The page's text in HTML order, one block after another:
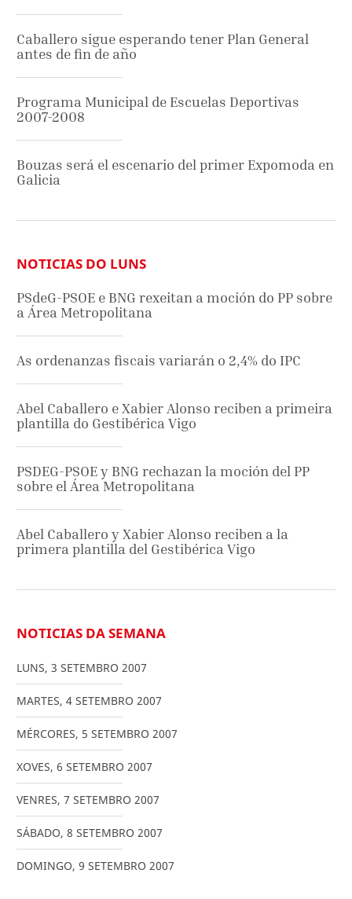
Caballero sigue esperando tener Plan General
antes de fin de año
Programa Municipal de Escuelas Deportivas
2007-2008
Bouzas será el escenario del primer Expomoda en
Galicia
NOTICIAS DO LUNS
PSdeG-PSOE e BNG rexeitan a moción do PP sobre
a Área Metropolitana
As ordenanzas fiscais variarán o 2,4% do IPC
Abel Caballero e Xabier Alonso reciben a primeira
plantilla do Gestibérica Vigo
PSDEG-PSOE y BNG rechazan la moción del PP
sobre el Área Metropolitana
Abel Caballero y Xabier Alonso reciben a la
primera plantilla del Gestibérica Vigo
NOTICIAS DA SEMANA
LUNS, 3 SETEMBRO 2007
MARTES, 4 SETEMBRO 2007
MÉRCORES, 5 SETEMBRO 2007
XOVES, 6 SETEMBRO 2007
VENRES, 7 SETEMBRO 2007
SÁBADO, 8 SETEMBRO 2007
DOMINGO, 9 SETEMBRO 2007